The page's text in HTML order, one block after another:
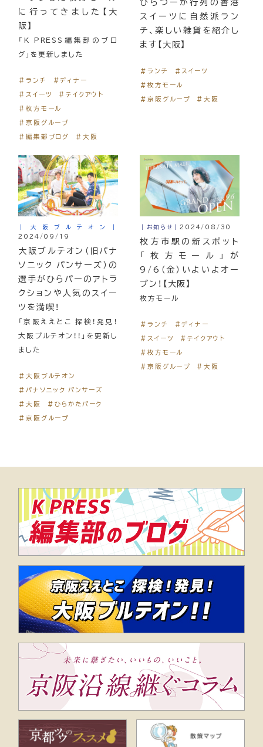
に行ってきました【大
阪】
「K PRESS編集部のブロ
グ」を更新しました
＃ランチ
＃ディナー
＃スイーツ
＃テイクアウト
＃枚方モール
＃京阪グループ
＃編集部ブログ
＃大阪
スイーツに自然派ラン
チ、楽しい雑貨を紹介し
ます【大阪】
＃ランチ
＃スイーツ
＃枚方モール
＃京阪グループ
＃大阪
｜大阪ブルテオン｜
2024/09/19
大阪ブルテオン（旧パナ
ソニック パンサーズ）の
選手がひらパーのアトラ
クションや人気のスイー
ツを満喫！
「京阪ええとこ 探検！発見！
大阪ブルテオン！！」を更新し
ました
＃大阪ブルテオン
＃パナソニック パンサーズ
＃大阪
＃ひらかたパーク
＃京阪グループ
｜お知らせ｜2024/08/30
枚方市駅の新スポット
「枚方モール」が
9/6（金）いよいよオー
プン！【大阪】
枚方モール
＃ランチ
＃ディナー
＃スイーツ
＃テイクアウト
＃枚方モール
＃京阪グループ
＃大阪